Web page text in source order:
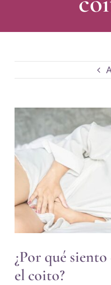
Ver
imagen
más
grande
¿Por qué
el coito?